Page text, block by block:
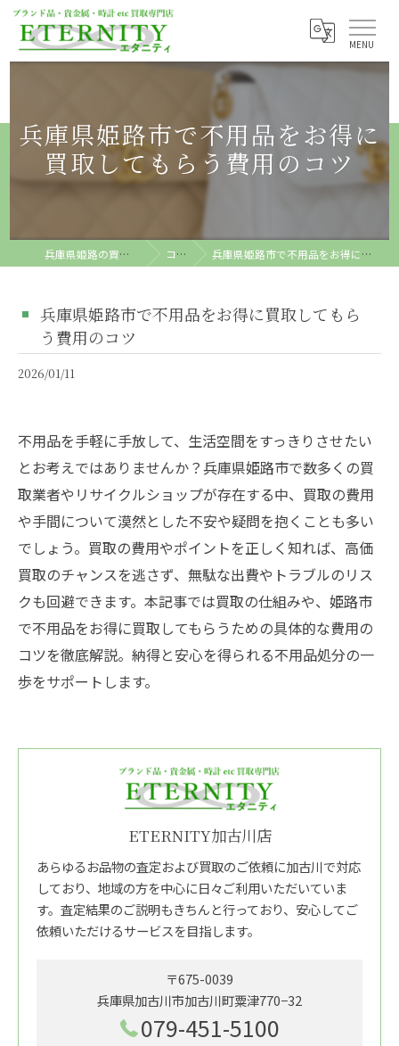
兵庫県姫路市で不用品をお得に
買取してもらう費用のコツ
兵庫県姫路の買取ならETERNITY コラム 兵庫県姫路市で不用品をお得に買取してもらう費用のコツ
兵庫県姫路市で不用品をお得に買取してもら
う費用のコツ
2026/01/11
不用品を手軽に手放して、生活空間をすっきりさせたい
とお考えではありませんか？兵庫県姫路市で数多くの買
取業者やリサイクルショップが存在する中、買取の費用
や手間について漠然とした不安や疑問を抱くことも多い
でしょう。買取の費用やポイントを正しく知れば、高価
買取のチャンスを逃さず、無駄な出費やトラブルのリス
クも回避できます。本記事では買取の仕組みや、姫路市
で不用品をお得に買取してもらうための具体的な費用の
コツを徹底解説。納得と安心を得られる不用品処分の一
歩をサポートします。
ETERNITY加古川店
あらゆるお品物の査定および買取のご依頼に加古川で対応
しており、地域の方を中心に日々ご利用いただいていま
す。査定結果のご説明もきちんと行っており、安心してご
依頼いただけるサービスを目指します。
〒675-0039
兵庫県加古川市加古川町粟津770−32
079-451-5100